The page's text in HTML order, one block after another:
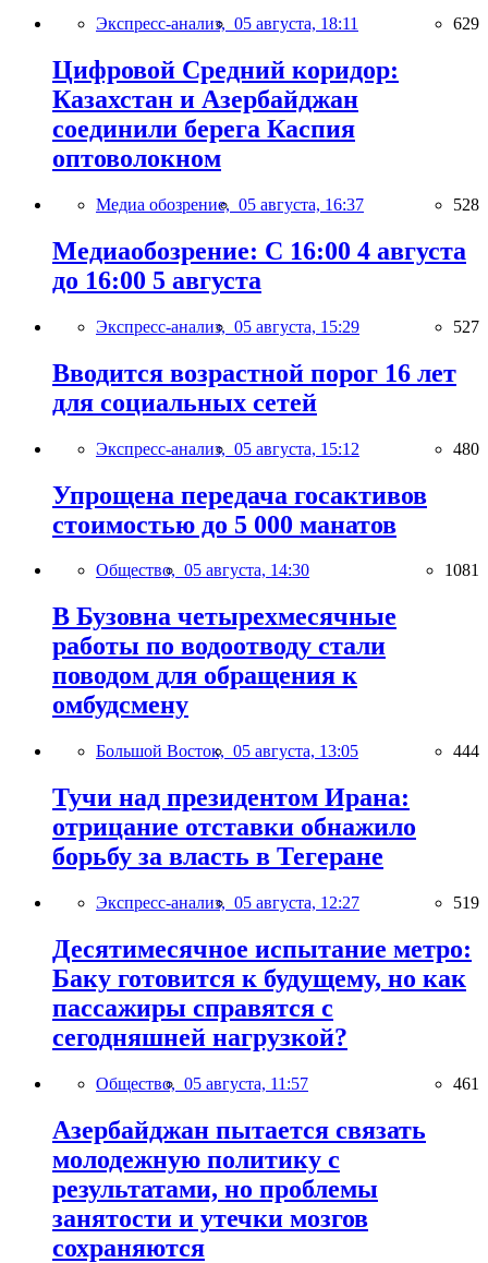
Экспресс-анализ, 05 августа, 18:11 629
Цифровой Средний коридор:
Казахстан и Азербайджан
соединили берега Каспия
оптоволокном
Медиа обозрение, 05 августа, 16:37 528
Медиаобозрение: С 16:00 4 августа
до 16:00 5 августа
Экспресс-анализ, 05 августа, 15:29 527
Вводится возрастной порог 16 лет
для социальных сетей
Экспресс-анализ, 05 августа, 15:12 480
Упрощена передача госактивов
стоимостью до 5 000 манатов
Общество, 05 августа, 14:30 1081
В Бузовна четырехмесячные
работы по водоотводу стали
поводом для обращения к
омбудсмену
Большой Восток, 05 августа, 13:05 444
Тучи над президентом Ирана:
отрицание отставки обнажило
борьбу за власть в Тегеране
Экспресс-анализ, 05 августа, 12:27 519
Десятимесячное испытание метро:
Баку готовится к будущему, но как
пассажиры справятся с
сегодняшней нагрузкой?
Общество, 05 августа, 11:57 461
Азербайджан пытается связать
молодежную политику с
результатами, но проблемы
занятости и утечки мозгов
сохраняются